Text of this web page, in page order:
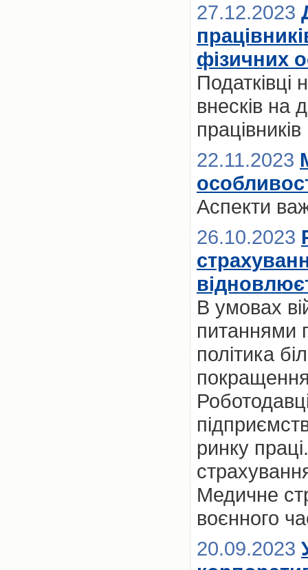
27.12.2023
фізичних
внесків на
працівників
22.11.2023
Аспекти
26.10.2023
В умовах
питаннями
політика
ринку
Медичне
воєнного
20.09.2023